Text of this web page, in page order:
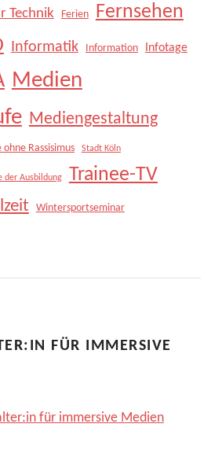
Technik Ferien Fernsehen
Informatik Information Infotage
Medien
Mediengestaltung
ohne Rassisimus Stadt Köln
der Ausbildung Trainee-TV
Wintersportseminar
FÜR IMMERSIVE